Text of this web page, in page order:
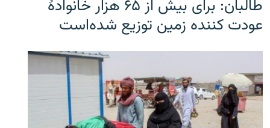
طالبان: برای بیش از ۶۵ هزار خانوادۀ
عودت کننده زمین توزیع شده‌است